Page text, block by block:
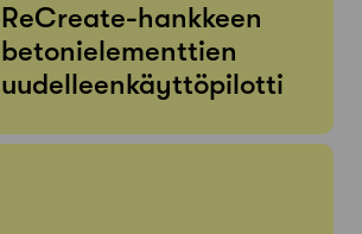
ReCreate-hankkeen
betonielementtien
uudelleenkäyttöpilotti